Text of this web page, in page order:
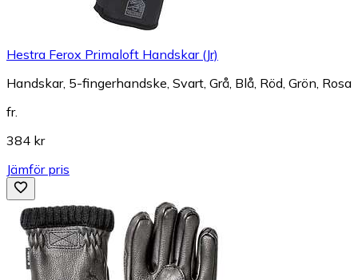
Hestra Ferox Primaloft Handskar (Jr)
Handskar, 5-fingerhandske, Svart, Grå, Blå, Röd, Grön, Rosa
fr.
384 kr
Jämför pris